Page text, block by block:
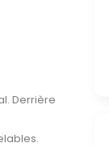
Derrière